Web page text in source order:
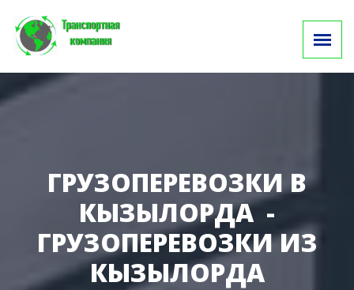
ГРУЗОПЕРЕВОЗКИ В
КЫЗЫЛОРДА -
ГРУЗОПЕРЕВОЗКИ ИЗ
КЫЗЫЛОРДА